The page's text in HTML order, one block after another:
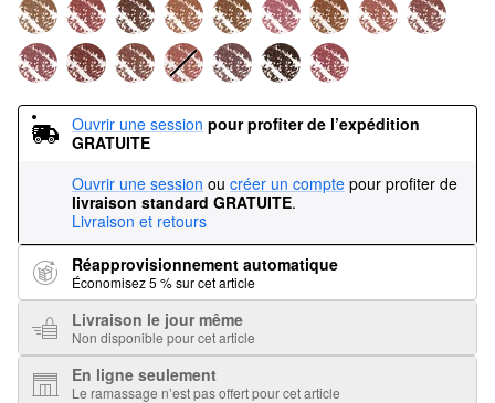
Ouvrir une session pour profiter de l’expédition
GRATUITE
Ouvrir une session ou créer un compte pour profiter de
livraison standard GRATUITE.
Livraison et retours
Réapprovisionnement automatique
Économisez 5 % sur cet article
Livraison le jour même
Non disponible pour cet article
En ligne seulement
Le ramassage n’est pas offert pour cet article